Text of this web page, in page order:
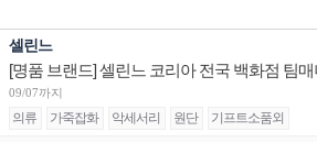
셀린느
[명품 브랜드] 셀린느 코리아 전국 백화점 팀
09/07까지
의류 가죽잡화 악세서리 원단 기프트소품외